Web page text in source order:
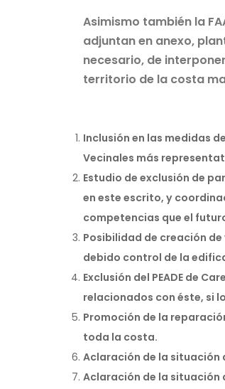
Asimismo también la
adjuntan en anexo,
necesario, de
territorio de la costa
Inclusión en las medidas
Vecinales más
Estudio de exclusión de
en este escrito, y
competencias que el
Posibilidad de creación
debido control de la
Exclusión del PEADE de
relacionados con éste, si
Promoción de la
toda la costa.
Aclaración de la
Aclaración de la situación